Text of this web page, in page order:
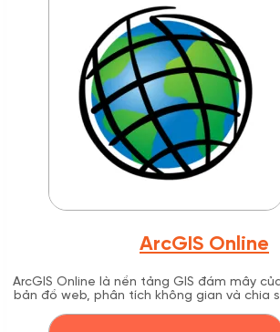
ArcGIS Online
ArcGIS Online là nền tảng GIS đám mây
bản đồ web, phân tích không gian và chia